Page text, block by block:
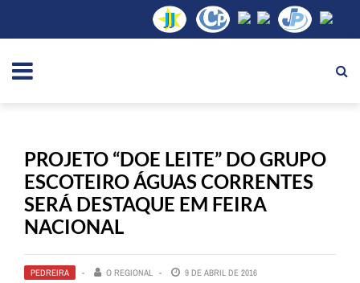
PROJETO “DOE LEITE” DO GRUPO
ESCOTEIRO ÁGUAS CORRENTES
SERÁ DESTAQUE EM FEIRA
NACIONAL
PEDREIRA O REGIONAL 9 DE ABRIL DE 2016